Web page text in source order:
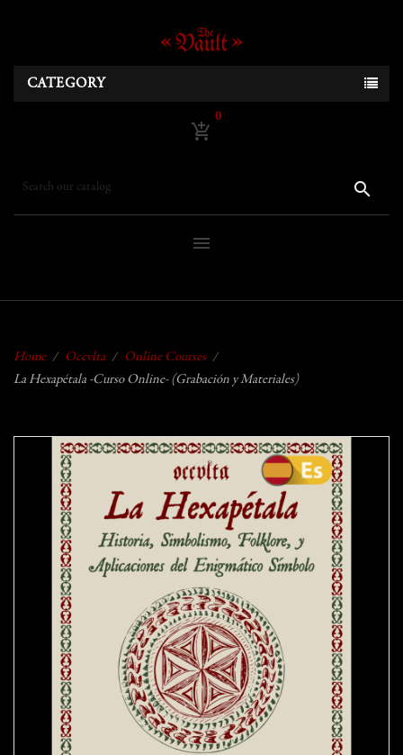
CATEGORY
add_shopping_cart
0
search
menu
Home Occvlta
Online Courses
La Hexapétala -Curso Online- (Grabación y Materiales)